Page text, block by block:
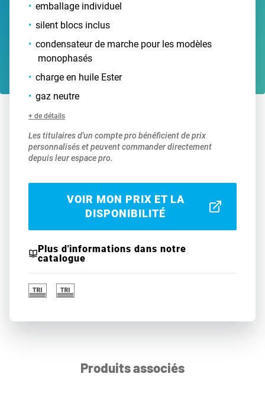
emballage individuel
silent blocs inclus
condensateur de marche pour les modèles
monophasés
charge en huile Ester
gaz neutre
+ de détails
Les titulaires d'un compte pro bénéficient de prix
personnalisés et peuvent commander directement
depuis leur espace pro.
VOIR MON PRIX ET LA
DISPONIBILITÉ
Plus d'informations dans notre
catalogue
Produits associés